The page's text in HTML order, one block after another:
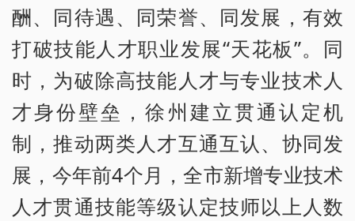
酬、同待遇、同荣誉、同发展，有效
打破技能人才职业发展“天花板”。同
时，为破除高技能人才与专业技术人
才身份壁垒，徐州建立贯通认定机
制，推动两类人才互通互认、协同发
展，今年前4个月，全市新增专业技术
人才贯通技能等级认定技师以上人数